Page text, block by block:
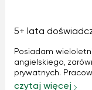
5+ lata
Posiadam
angielskiego,
prywatnych.
dzieci i młodzieży,
czytaj więcej